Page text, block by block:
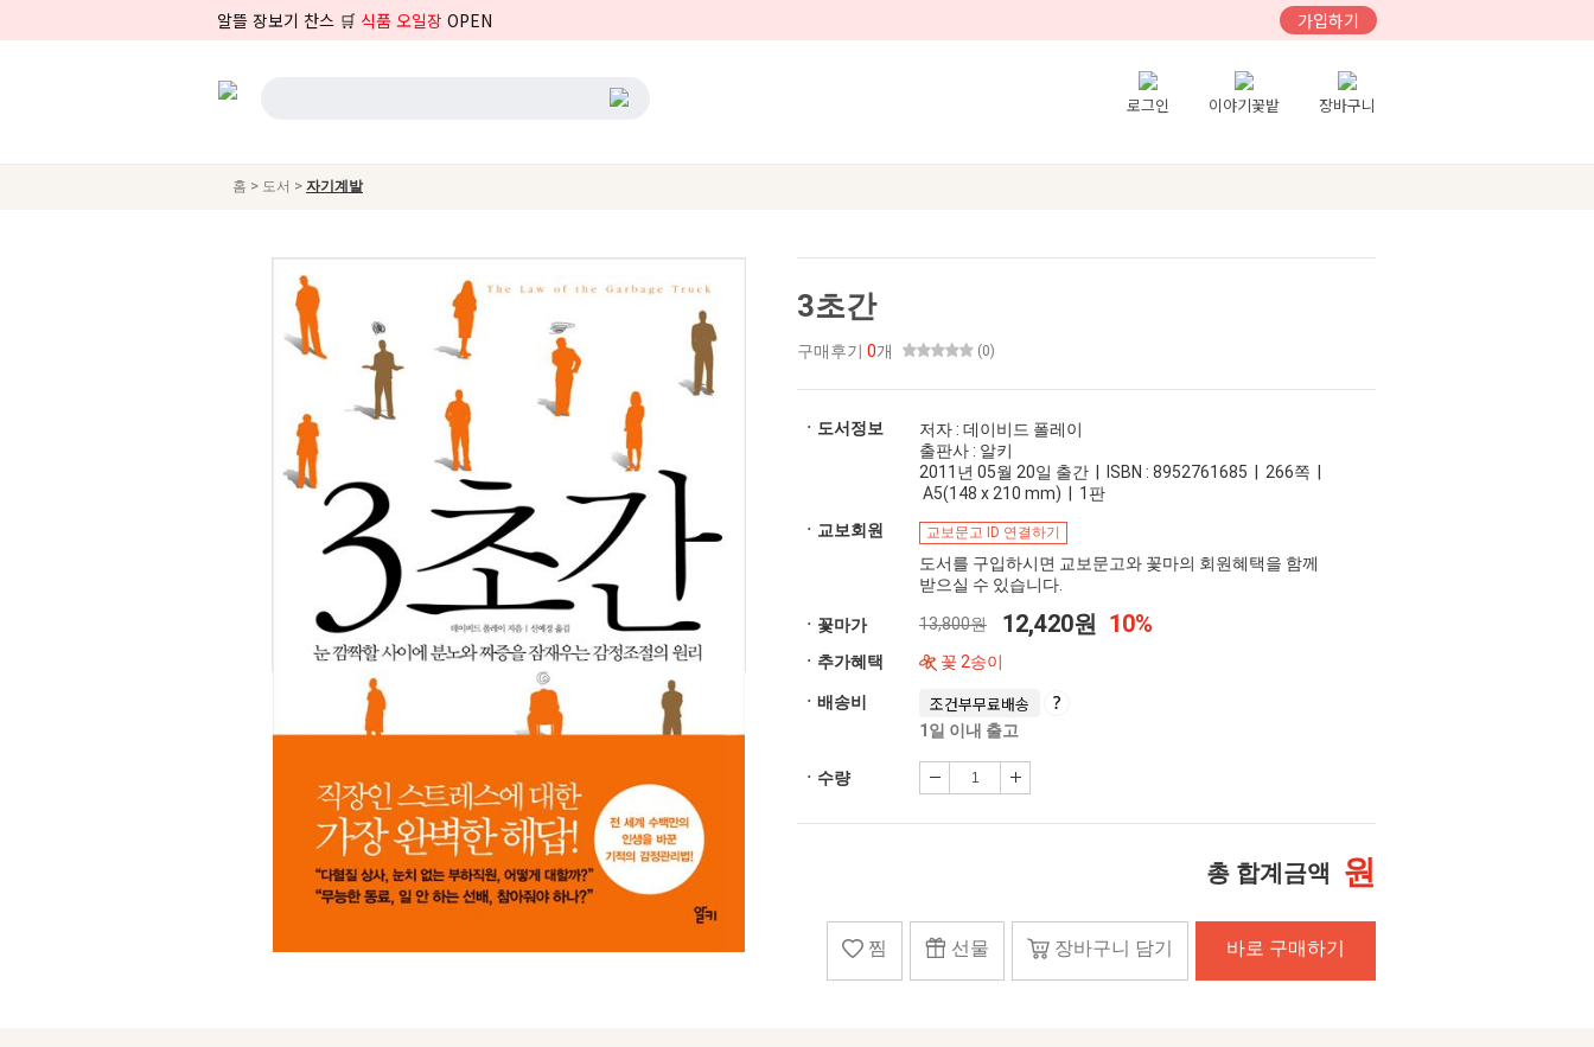
알뜰 장보기 찬스 🛒 식품 오일장 OPEN 가입하기
로그인 이야기꽃밭 장바구니
홈 > 도서 > 자기계발
3초간
구매후기 0개 (0)
ㆍ도서정보
저자 : 데이비드 폴레이
출판사 : 알키
2011년 05월 20일 출간 | ISBN : 8952761685 | 266쪽 |
A5(148 x 210 mm) | 1판
ㆍ교보회원
교보문고 ID 연결하기
도서를 구입하시면 교보문고와 꽃마의 회원혜택을 함께
받으실 수 있습니다.
ㆍ꽃마가 13,800원 12,420원 10%
ㆍ추가혜택 꽃 2송이
ㆍ배송비 조건부무료배송
1일 이내 출고
ㆍ수량
총 합계금액 원
찜 선물 장바구니 담기 바로 구매하기